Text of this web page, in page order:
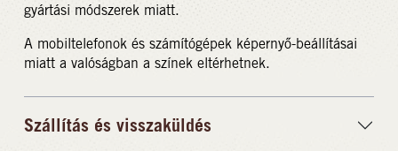
gyártási módszerek miatt.
A mobiltelefonok és számítógépek képernyő-beállításai
miatt a valóságban a színek eltérhetnek.
Szállítás és visszaküldés